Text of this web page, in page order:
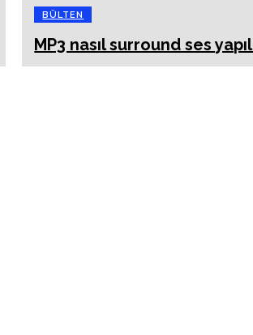
BÜLTEN
MP3 nasıl surround ses